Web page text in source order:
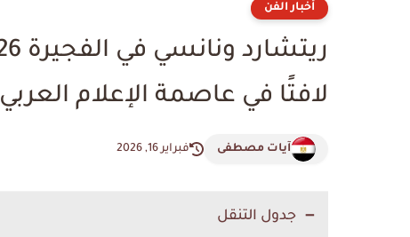
أخبار الفن
لافتًا في عاصمة الإعلام العربي
آيات مصطفى فبراير 16, 2026
جدول التنقل